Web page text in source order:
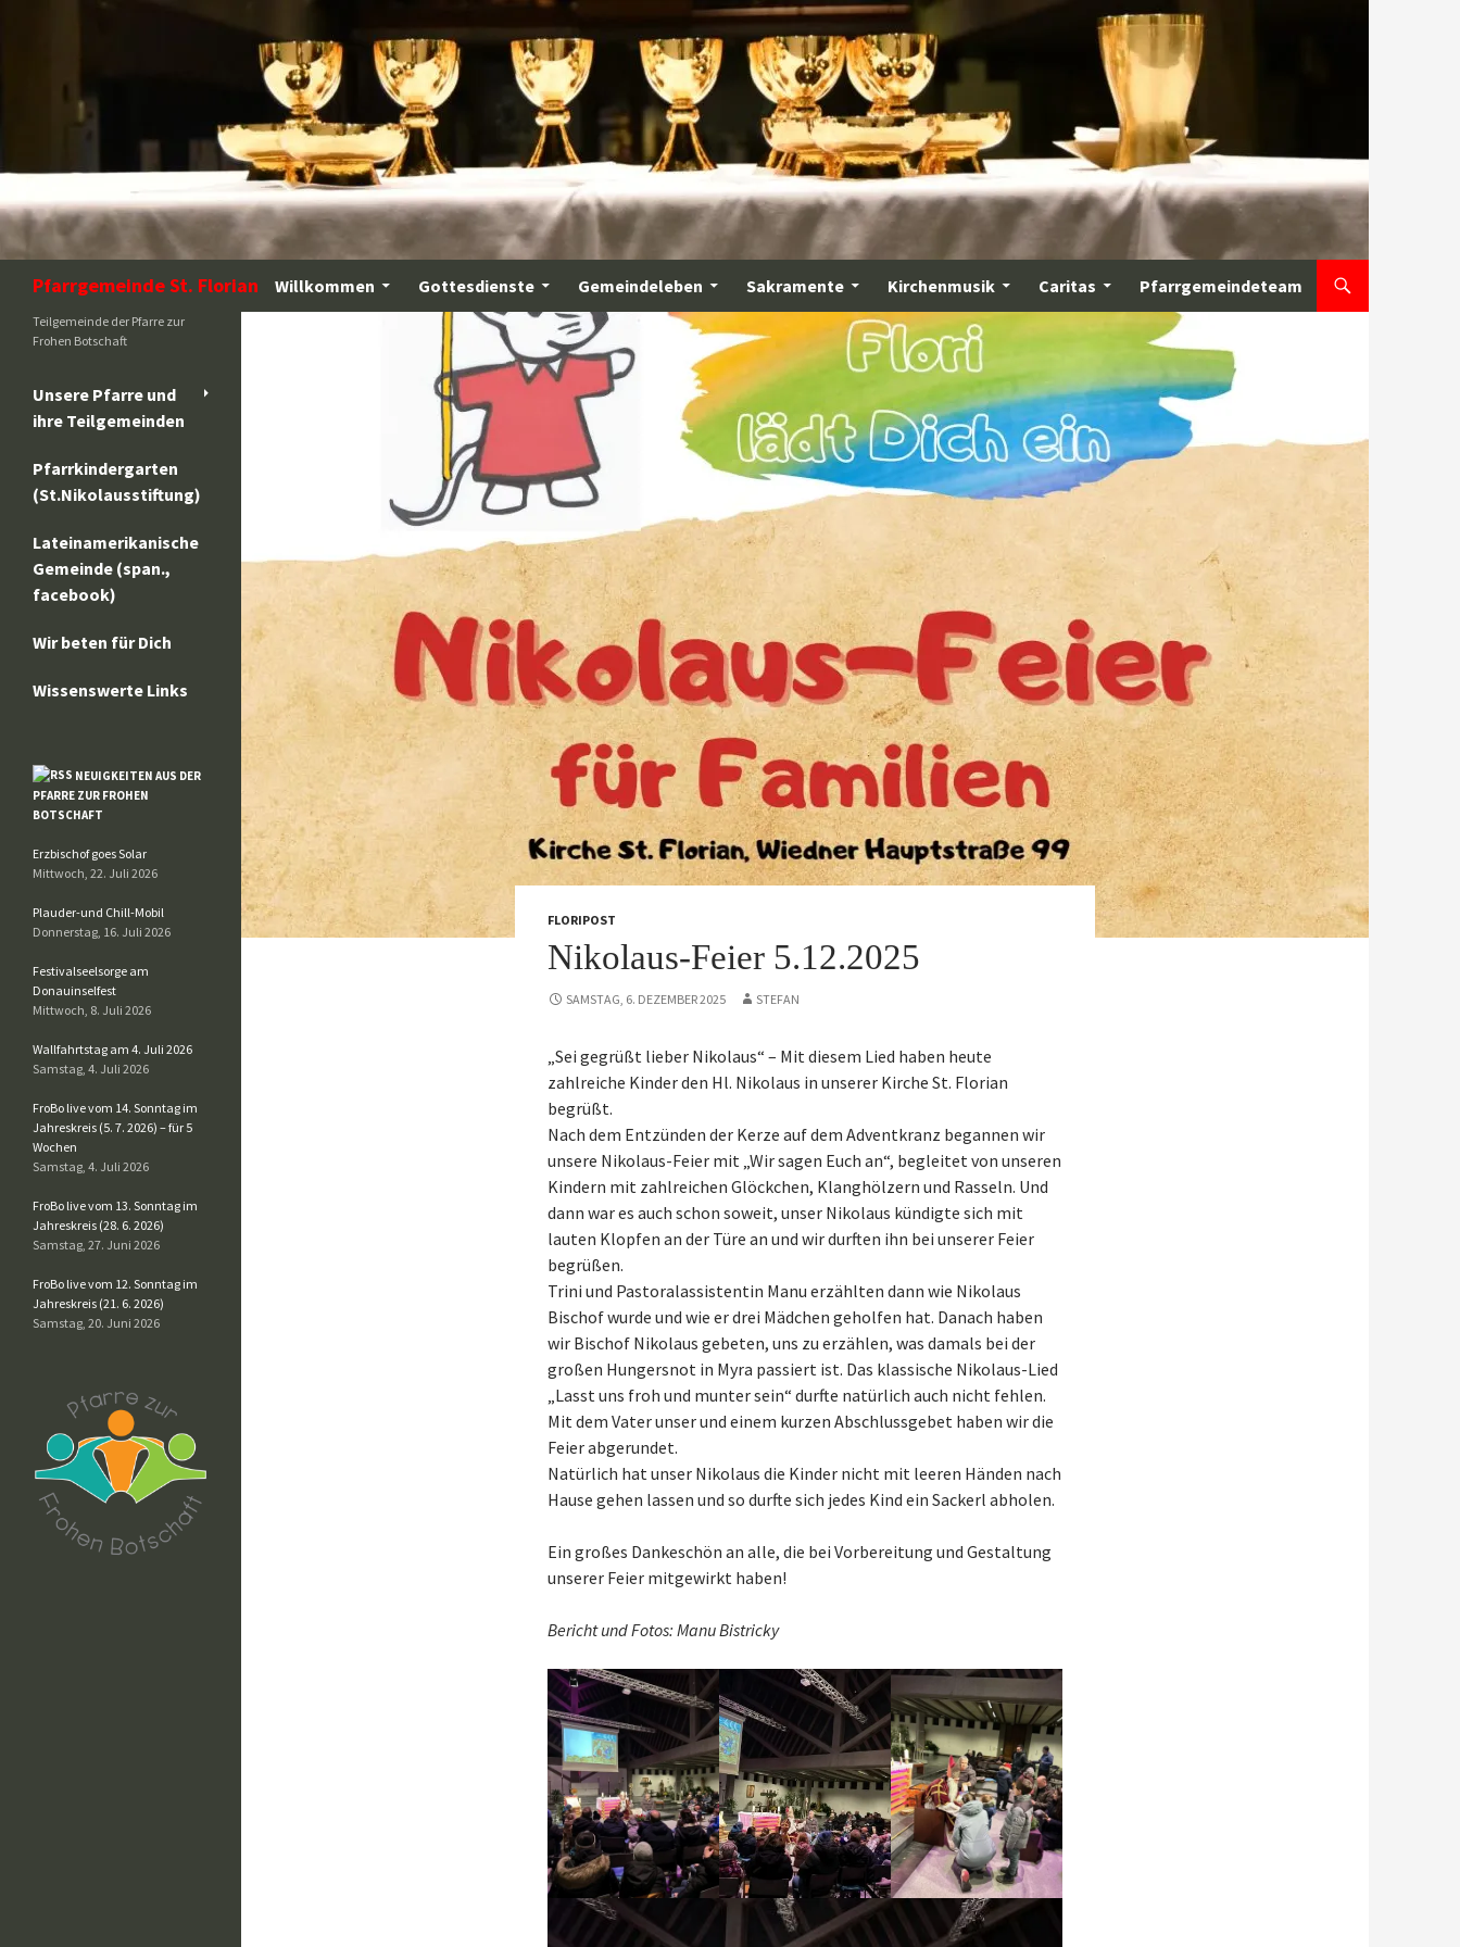
Pfarrgemeinde St. Florian Willkommen Gottesdienste Gemeindeleben Sakramente Kirchenmusik Caritas Pfarrgemeindeteam
FLORIPOST
Nikolaus-Feier 5.12.2025
SAMSTAG, 6. DEZEMBER 2025 STEFAN
„Sei gegrüßt lieber Nikolaus“ – Mit diesem Lied haben heute
zahlreiche Kinder den Hl. Nikolaus in unserer Kirche St. Florian
begrüßt.
Nach dem Entzünden der Kerze auf dem Adventkranz begannen wir
unsere Nikolaus-Feier mit „Wir sagen Euch an“, begleitet von unseren
Kindern mit zahlreichen Glöckchen, Klanghölzern und Rasseln. Und
dann war es auch schon soweit, unser Nikolaus kündigte sich mit
lauten Klopfen an der Türe an und wir durften ihn bei unserer Feier
begrüßen.
Trini und Pastoralassistentin Manu erzählten dann wie Nikolaus
Bischof wurde und wie er drei Mädchen geholfen hat. Danach haben
wir Bischof Nikolaus gebeten, uns zu erzählen, was damals bei der
großen Hungersnot in Myra passiert ist. Das klassische Nikolaus-Lied
„Lasst uns froh und munter sein“ durfte natürlich auch nicht fehlen.
Mit dem Vater unser und einem kurzen Abschlussgebet haben wir die
Feier abgerundet.
Natürlich hat unser Nikolaus die Kinder nicht mit leeren Händen nach
Hause gehen lassen und so durfte sich jedes Kind ein Sackerl abholen.
Ein großes Dankeschön an alle, die bei Vorbereitung und Gestaltung
unserer Feier mitgewirkt haben!
Bericht und Fotos: Manu Bistricky
Teilgemeinde der Pfarre zur
Frohen Botschaft
Unsere Pfarre und
ihre Teilgemeinden
Pfarrkindergarten
(St.Nikolausstiftung)
Lateinamerikanische
Gemeinde (span.,
facebook)
Wir beten für Dich
Wissenswerte Links
NEUIGKEITEN AUS DER
PFARRE ZUR FROHEN
BOTSCHAFT
Erzbischof goes Solar
Mittwoch, 22. Juli 2026
Plauder-und Chill-Mobil
Donnerstag, 16. Juli 2026
Festivalseelsorge am
Donauinselfest
Mittwoch, 8. Juli 2026
Wallfahrtstag am 4. Juli 2026
Samstag, 4. Juli 2026
FroBo live vom 14. Sonntag im
Jahreskreis (5. 7. 2026) – für 5
Wochen
Samstag, 4. Juli 2026
FroBo live vom 13. Sonntag im
Jahreskreis (28. 6. 2026)
Samstag, 27. Juni 2026
FroBo live vom 12. Sonntag im
Jahreskreis (21. 6. 2026)
Samstag, 20. Juni 2026